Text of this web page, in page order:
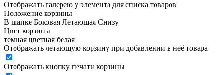
Отображать галерею у элемента для списка товаров
Положение корзины
В шапке Боковая Летающая Снизу
Цвет корзины
темная цветная белая
Отображать летающую корзину при добавлении в неё товара
Отображать кнопку печати корзины